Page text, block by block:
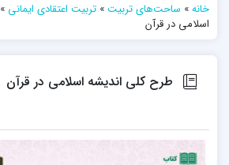
خانه» ساحت‌های تربیت» تربیت اعتقادی ایمانی »
اسلامی در قرآن
طرح کلی اندیشه اسلامی در قرآن